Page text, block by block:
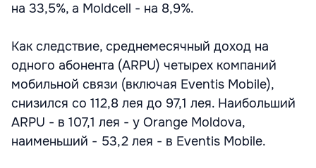
на 33,5%, а Moldcell - на 8,9%.
Как следствие, среднемесячный доход на
одного абонента (ARPU) четырех компаний
мобильной связи (включая Eventis Mobile),
снизился со 112,8 лея до 97,1 лея. Наибольший
ARPU - в 107,1 лея - у Orange Moldova,
наименьший - 53,2 лея - в Eventis Mobile.